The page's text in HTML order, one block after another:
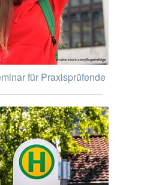
für Praxisprüfende